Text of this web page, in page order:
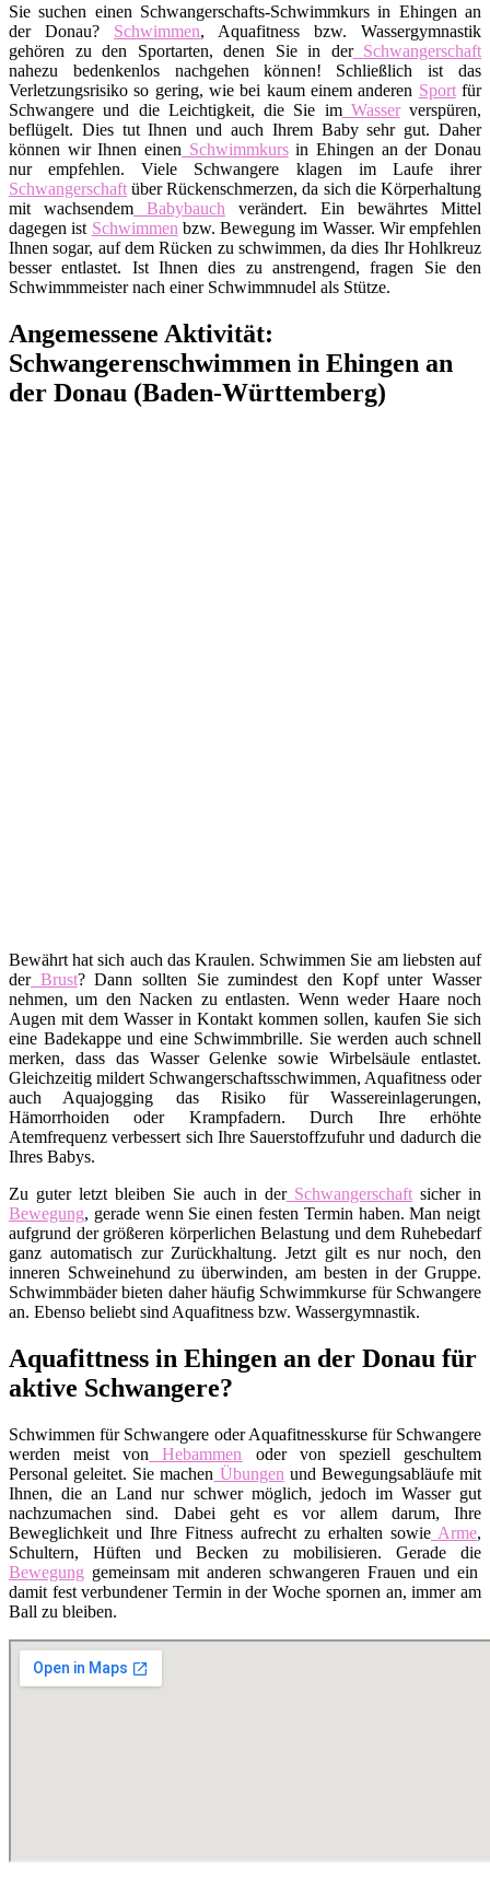
Sie suchen einen Schwangerschafts-Schwimmkurs in Ehingen an
der Donau? Schwimmen, Aquafitness bzw. Wassergymnastik
gehören zu den Sportarten, denen Sie in derSchwangerschaft
nahezu bedenkenlos nachgehen können! Schließlich ist das
Verletzungsrisiko so gering, wie bei kaum einem anderen Sportfür
Schwangere und die Leichtigkeit, die Sie imWasserverspüren,
beflügelt. Dies tut Ihnen und auch Ihrem Baby sehr gut. Daher
können wir Ihnen einen Schwimmkursin Ehingen an der Donau
nur empfehlen. Viele Schwangere klagen im Laufe ihrer
Schwangerschaft über Rückenschmerzen, da sich die Körperhaltung
mit wachsendem Babybauch verändert. Ein bewährtes Mittel
dagegen ist Schwimmen bzw. Bewegung im Wasser. Wir empfehlen
Ihnen sogar, auf dem Rücken zu schwimmen, da dies Ihr Hohlkreuz
besser entlastet. Ist Ihnen dies zu anstrengend, fragen Sie den
Schwimmmeister nach einer Schwimmnudel als Stütze.
Angemessene Aktivität:
Schwangerenschwimmen in Ehingen an
der Donau (Baden-Württemberg)
Bewährt hat sich auch das Kraulen. Schwimmen Sie am liebsten auf
derBrust? Dann sollten Sie zumindest den Kopf unter Wasser
nehmen, um den Nacken zu entlasten. Wenn weder Haare noch
Augen mit dem Wasser in Kontakt kommen sollen, kaufen Sie sich
eine Badekappe und eine Schwimmbrille. Sie werden auch schnell
merken, dass das Wasser Gelenke sowie Wirbelsäule entlastet.
Gleichzeitig mildert Schwangerschaftsschwimmen, Aquafitness oder
auch Aquajogging das Risiko für Wassereinlagerungen,
Hämorrhoiden oder Krampfadern. Durch Ihre erhöhte
Atemfrequenz verbessert sich Ihre Sauerstoffzufuhr und dadurch die
Ihres Babys.
Zu guter letzt bleiben Sie auch in derSchwangerschaftsicher in
Bewegung, gerade wenn Sie einen festen Termin haben. Man neigt
aufgrund der größeren körperlichen Belastung und dem Ruhebedarf
ganz automatisch zur Zurückhaltung. Jetzt gilt es nur noch, den
inneren Schweinehund zu überwinden, am besten in der Gruppe.
Schwimmbäder bieten daher häufig Schwimmkurse für Schwangere
an. Ebenso beliebt sind Aquafitness bzw. Wassergymnastik.
Aquafittness in Ehingen an der Donau für
aktive Schwangere?
Schwimmen für Schwangere oder Aquafitnesskurse für Schwangere
werden meist von Hebammen oder von speziell geschultem
Personal geleitet. Sie machen Übungen und Bewegungsabläufe mit
Ihnen, die an Land nur schwer möglich, jedoch im Wasser gut
nachzumachen sind. Dabei geht es vor allem darum, Ihre
Beweglichkeit und Ihre Fitness aufrecht zu erhalten sowie Arme,
Schultern, Hüften und Becken zu mobilisieren. Gerade die
Bewegung gemeinsam mit anderen schwangeren Frauen und ein
damit fest verbundener Termin in der Woche spornen an, immer am
Ball zu bleiben.